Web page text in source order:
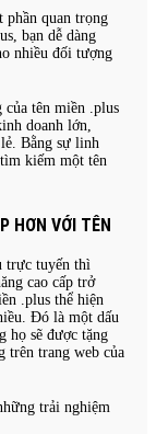
phần quan trọng
bạn dễ dàng
nhiều đối tượng
tên miền .plus
doanh lớn,
Bằng sự linh
kiếm một tên
HƠN VỚI TÊN
trực tuyến thì
cao cấp trở
.plus thể hiện
Đó là một dấu
họ sẽ được tặng
trên trang web của
trải nghiệm